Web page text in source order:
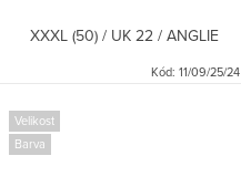
XXXL (50) / UK 22 / ANGLIE
Kód: 11/09/25/24
Velikost
Barva